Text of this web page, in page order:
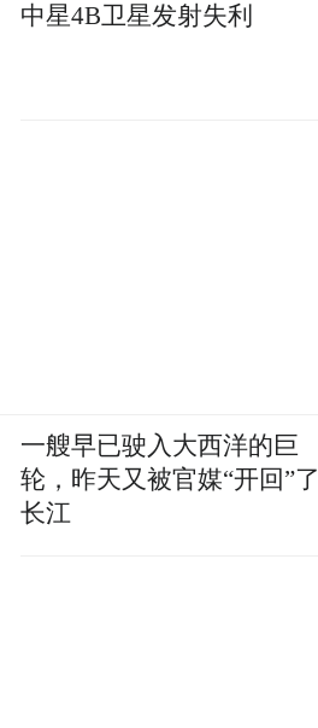
中星4B卫星发射失利
一艘早已驶入大西洋的巨
轮，昨天又被官媒“开回”了
长江